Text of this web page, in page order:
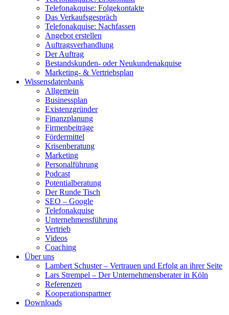
Telefonakquise: Folgekontakte
Das Verkaufsgespräch
Telefonakquise: Nachfassen
Angebot erstellen
Auftragsverhandlung
Der Auftrag
Bestandskunden- oder Neukundenakquise
Marketing- & Vertriebsplan
Wissensdatenbank
Allgemein
Businessplan
Existenzgründer
Finanzplanung
Firmenbeiträge
Fördermittel
Krisenberatung
Marketing
Personalführung
Podcast
Potentialberatung
Der Runde Tisch
SEO – Google
Telefonakquise
Unternehmensführung
Vertrieb
Videos
Coaching
Über uns
Lambert Schuster – Vertrauen und Erfolg an ihrer Seite
Lars Strempel – Der Unternehmensberater in Köln
Referenzen
Kooperationspartner
Downloads